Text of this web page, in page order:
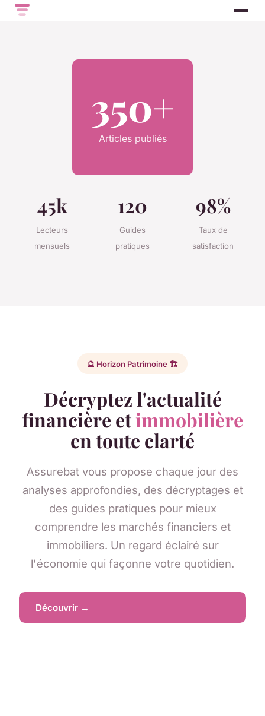
350+
Articles publiés
45k
Lecteurs
mensuels
120
Guides
pratiques
98%
Taux de
satisfaction
🔮 Horizon Patrimoine 🏗️
Décryptez l'actualité
financière etimmobilière
en toute clarté
Assurebat vous propose chaque jour des
analyses approfondies, des décryptages et
des guides pratiques pour mieux
comprendre les marchés financiers et
immobiliers. Un regard éclairé sur
l'économie qui façonne votre quotidien.
Découvrir →